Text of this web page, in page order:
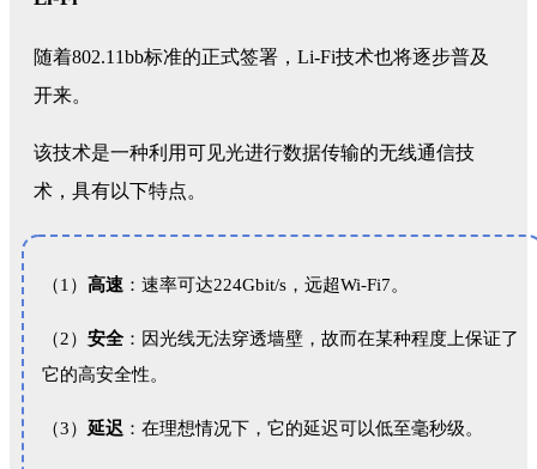
随着802.11bb标准的正式签署，Li-Fi技术也将逐步普及
开来。
该技术是一种利用可见光进行数据传输的无线通信技
术，具有以下特点。
（1） 高速 ：速率可达224Gbit/s，远超Wi-Fi7。
（2） 安全：因光线无法穿透墙壁，故而在某种程度上保证了
它的高安全性。
（3） 延迟 ：在理想情况下，它的延迟可以低至毫秒级。